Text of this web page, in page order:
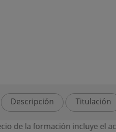
Descripción Titulación
incluye el acceso a todos